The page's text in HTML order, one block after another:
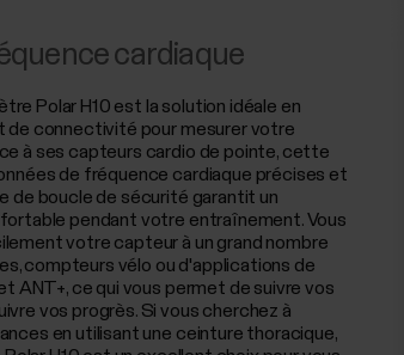
cardiaque
Polar H10 est la solution idéale en
de connectivité pour mesurer votre
à ses capteurs cardio de pointe, cette
de fréquence cardiaque précises et
de boucle de sécurité garantit un
pendant votre entraînement. Vous
votre capteur à un grand nombre
compteurs vélo ou d'applications de
ANT+, ce qui vous permet de suivre vos
vos progrès. Si vous cherchez à
en utilisant une ceinture thoracique,